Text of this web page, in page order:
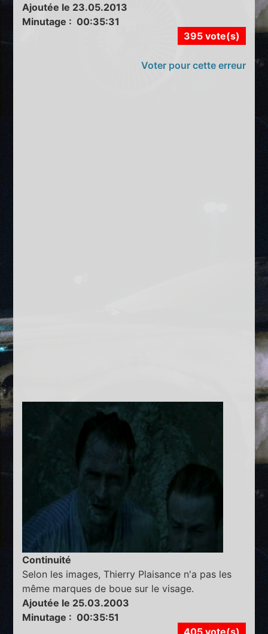
Ajoutée le 23.05.2013
Minutage : 00:35:31
395 vote(s)
Voter pour cette erreur
Continuité
Selon les images, Thierry Plaisance n'a pas les
même marques de boue sur le visage.
Ajoutée le 25.03.2003
Minutage : 00:35:51
405 vote(s)